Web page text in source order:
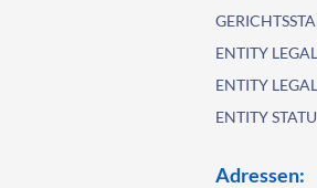
ENTITY
ENTITY
ENTITY
Adressen: